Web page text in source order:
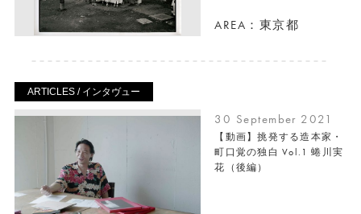
AREA：東京都
ARTICLES / インタヴュー
30 September 2021
【動画】挑発する造本家・
町口覚の独白 Vol.1 蜷川実
花（後編）